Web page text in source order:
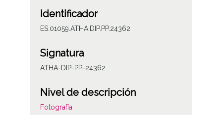
Identificador
ES.01059.ATHA.DIP.PP.24362
Signatura
ATHA-DIP-PP-24362
Nivel de descripción
Fotografía